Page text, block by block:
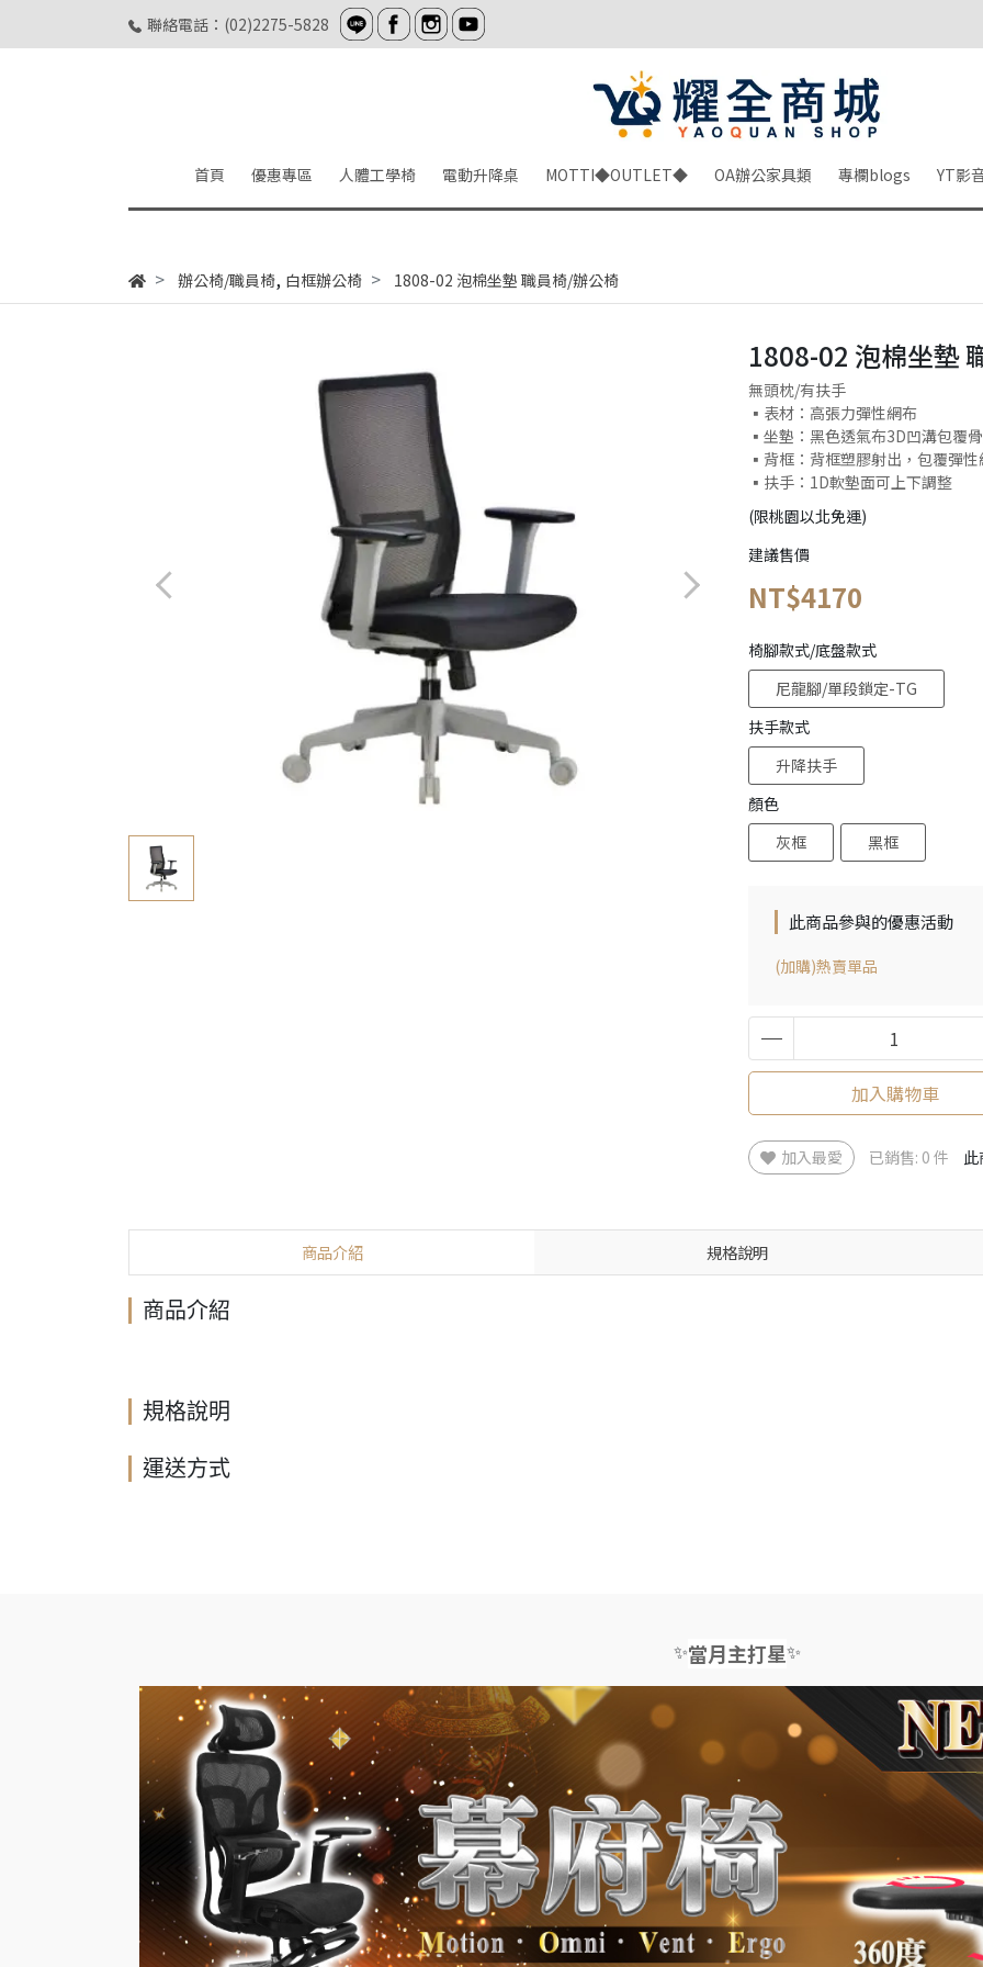
聯絡電話：(02)2275-5828
首頁 優惠專區 人體工學椅 電動升降桌 MOTTI◆OUTLET◆ OA辦公家具類 專欄blogs YT影
辦公椅/職員椅, 白框辦公椅 1808-02 泡棉坐墊 職員椅/辦公椅
1808-02 泡棉坐墊
無頭枕/有扶手
▪️表材：高張力彈性網布
▪️坐墊：黑色透氣布3D凹溝包覆
▪️背框：背框塑膠射出，包覆彈性
▪️扶手：1D軟墊面可上下調整
(限桃園以北免運)
建議售價
NT$4170
椅腳款式/底盤款式
尼龍腳/單段鎖定-TG
扶手款式
升降扶手
顏色
灰框
黑框
此商品參與的優惠活動
(加購)熱賣單品
加入購物車
加入最愛 已銷售: 0 件
商品介紹 規格說明
商品介紹
規格說明
運送方式
✨當月主打星✨